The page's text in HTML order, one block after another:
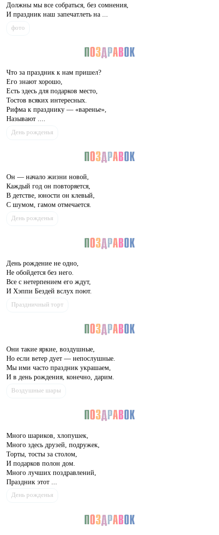
Должны мы все собраться, без сомнения,
И праздник наш запечатлеть на ...
фото
Что за праздник к нам пришел?
Его знают хорошо,
Есть здесь для подарков место,
Тостов всяких интересных.
Рифма к празднику — «варенье»,
Называют ....
День рожденья
Он — начало жизни новой,
Каждый год он повторяется,
В детстве, юности он клевый,
С шумом, гамом отмечается.
День рожденья
День рождение не одно,
Не обойдется без него.
Все с нетерпением его ждут,
И Хэппи Бездей вслух поют.
Праздничный торт
Они такие яркие, воздушные,
Но если ветер дует — непослушные.
Мы ими часто праздник украшаем,
И в день рождения, конечно, дарим.
Воздушные шары
Много шариков, хлопушек,
Много здесь друзей, подружек,
Торты, тосты за столом,
И подарков полон дом.
Много лучших поздравлений,
Праздник этот ...
День рожденья